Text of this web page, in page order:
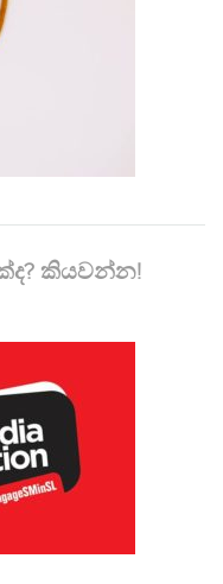
කියවන්න!